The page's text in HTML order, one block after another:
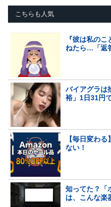
こちらも人気
『彼は私の
ねたら…「返
バイアグラは
裕」1日31円
【毎日変わ
ない！
知ってた？「
は、こんな楽